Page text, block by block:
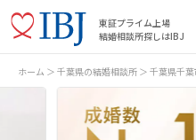
東証プライム上場
結婚相談所探しはIBJ
ホーム 千葉県の結婚相談所 千葉県千葉